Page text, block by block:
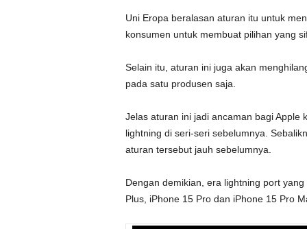
Uni Eropa beralasan aturan itu untuk
konsumen untuk membuat pilihan yang
Selain itu, aturan ini juga akan
pada satu produsen saja.
Jelas aturan ini jadi ancaman bagi Apple
lightning di seri-seri sebelumnya.
aturan tersebut jauh sebelumnya.
Dengan demikian, era lightning port
Plus, iPhone 15 Pro dan iPhone 15 Pro